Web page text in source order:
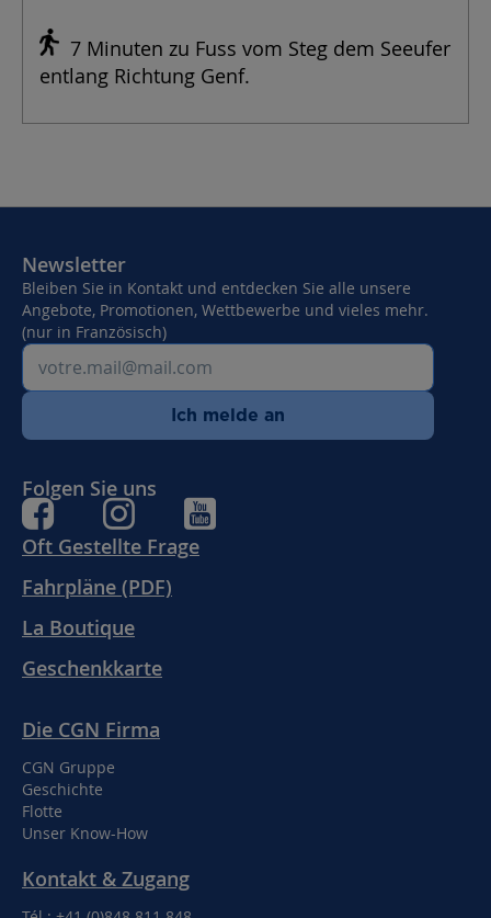
7 Minuten zu Fuss vom Steg dem Seeufer
entlang Richtung Genf.
Oft Gestellte Frage
Fahrpläne (PDF)
La Boutique
Geschenkkarte
Die CGN Firma
CGN Gruppe
Geschichte
Flotte
Unser Know-How
Kontakt & Zugang
Newsletter
Bleiben Sie in Kontakt und entdecken Sie alle unsere
Angebote, Promotionen, Wettbewerbe und vieles mehr.
(nur in Französisch)
Ich melde an
Folgen Sie uns